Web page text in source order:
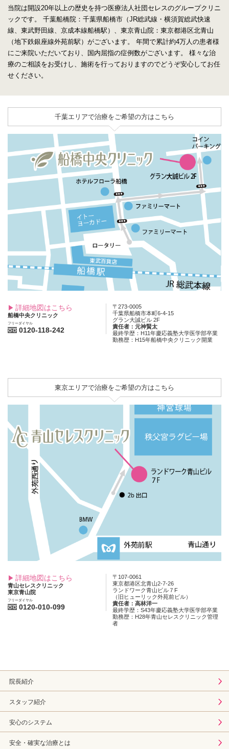
当院は開設20年以上の歴史を持つ医療法人社団セレスのグループクリニ
ックです。
千葉船橋院：千葉県船橋市（JR総武線・横須賀総武快速
線、東武野田線、京成本線船橋駅）、東京青山院：東京都港区北青山
（地下鉄銀座線外苑前駅）がございます。
年間で累計約4万人の患者様
にご来院いただいており、国内屈指の症例数がございます。
様々な治
療のご相談をお受けし、施術を行っておりますのでどうぞ安心してお任
せください。
千葉エリアで治療をご希望の方はこちら
詳細地図はこちら
船橋中央クリニック
フリーダイヤル
0120-118-242
〒273-0005
千葉県船橋市本町6-4-15
グラン大誠ビル 2F
責任者：元神賢太
最終学歴：H11年慶応義塾大学医学部卒業
勤務歴：H15年船橋中央クリニック開業
東京エリアで治療をご希望の方はこちら
詳細地図はこちら
青山セレスクリニック
東京青山院
フリーダイヤル
0120-010-099
〒107-0061
東京都港区北青山2-7-26
ランドワーク青山ビル７F
（旧ヒューリック外苑前ビル）
責任者：高林洋一
最終学歴：S43年慶応義塾大学医学部卒業
勤務歴：H28年青山セレスクリニック管理
者
院長紹介
スタッフ紹介
安心のシステム
安全・確実な治療とは